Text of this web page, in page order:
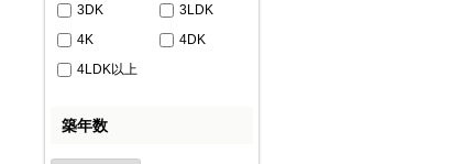
3DK
3LDK
4K
4DK
4LDK以上
築年数